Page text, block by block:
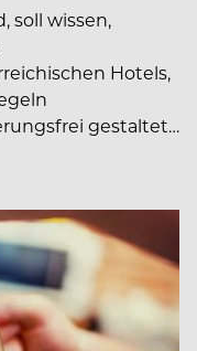
soll wissen,
Hotels,
gestaltet…